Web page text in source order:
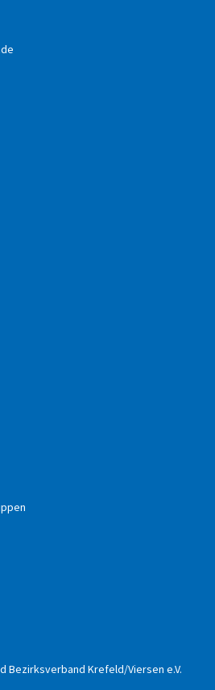
Bezirksverband Krefeld/Viersen e.V.